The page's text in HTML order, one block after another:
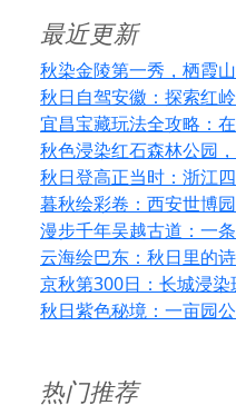
最近更新
秋染金陵第一秀，栖霞
秋日自驾安徽：探索红
宜昌宝藏玩法全攻略：
秋色浸染红石森林公园
秋日登高正当时：浙江
暮秋绘彩卷：西安世博
漫步千年吴越古道：一
云海绘巴东：秋日里的
京秋第300日：长城浸
秋日紫色秘境：一亩园
热门推荐